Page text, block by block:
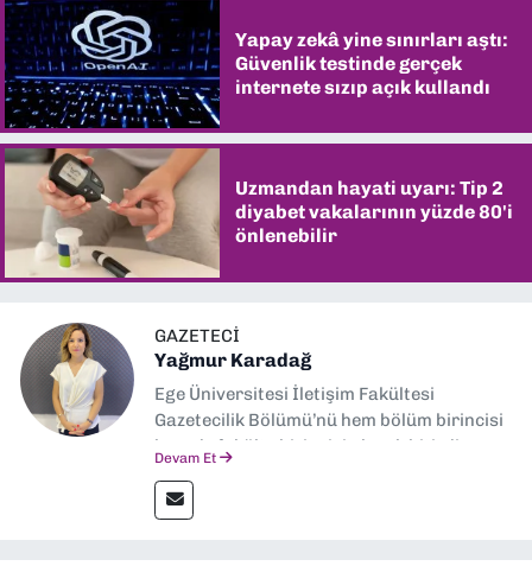
Yapay zekâ yine sınırları aştı:
Güvenlik testinde gerçek
internete sızıp açık kullandı
Uzmandan hayati uyarı: Tip 2
diyabet vakalarının yüzde 80'i
önlenebilir
GAZETECI
Yağmur Karadağ
Ege Üniversitesi İletişim Fakültesi
Gazetecilik Bölümü’nü hem bölüm birincisi
hem de fakülte birincisi olarak bitirdim.
İletişim” üzerine yüksek lisans eğitimimi
tamamladım. Halen aynı anabilim dalında
Devam Et